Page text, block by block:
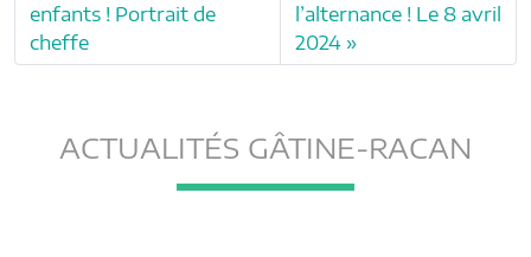
enfants ! Portrait de
cheffe
l’alternance ! Le 8 avril
2024
ACTUALITÉS GÂTINE-RACAN